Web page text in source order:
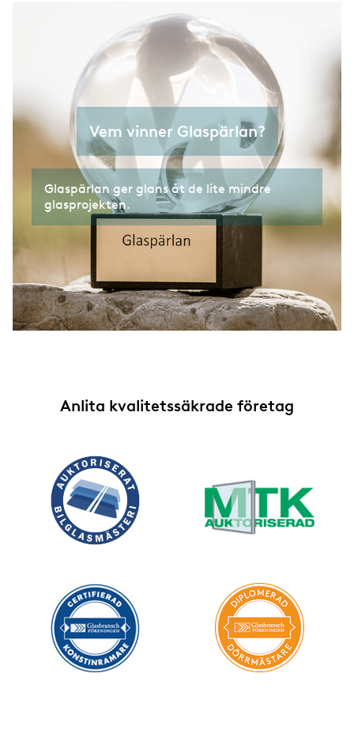
Vem vinner Glaspärlan?
Glaspärlan ger glans åt de lite mindre
glasprojekten.
Anlita kvalitetssäkrade företag